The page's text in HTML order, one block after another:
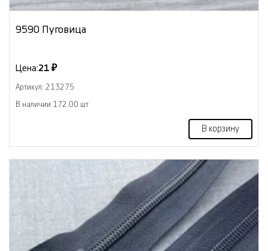
9590 Пуговица
Цена:21 ₽
Артикул: 213275
В наличии 172.00 шт
В корзину